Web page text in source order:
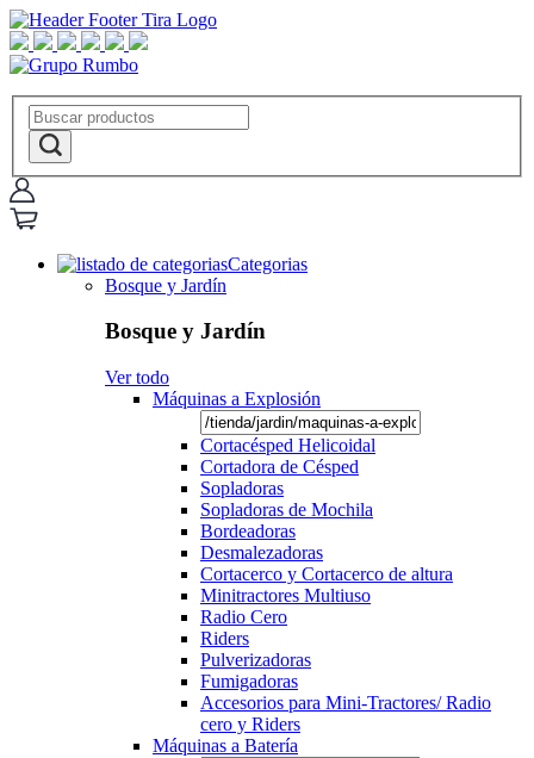
Categorias
Bosque y Jardín
Bosque y Jardín
Ver todo
Máquinas a Explosión
Cortacésped Helicoidal
Cortadora de Césped
Sopladoras
Sopladoras de Mochila
Bordeadoras
Desmalezadoras
Cortacerco y Cortacerco de altura
Minitractores Multiuso
Radio Cero
Riders
Pulverizadoras
Fumigadoras
Accesorios para Mini-Tractores/ Radio
cero y Riders
Máquinas a Batería